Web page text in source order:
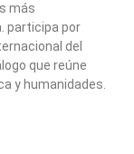
más
participa por
del
que reúne
y humanidades.